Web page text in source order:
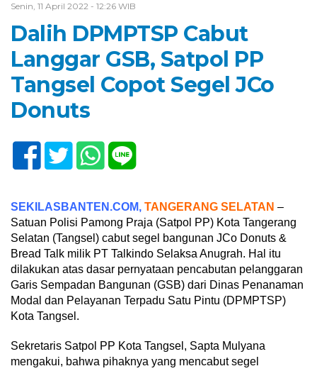
Senin, 11 April 2022 - 12:26 WIB
Dalih DPMPTSP Cabut
Langgar GSB, Satpol PP
Tangsel Copot Segel JCo
Donuts
SEKILASBANTEN.COM, TANGERANG SELATAN –
Satuan Polisi Pamong Praja (Satpol PP) Kota Tangerang
Selatan (Tangsel) cabut segel bangunan JCo Donuts &
Bread Talk milik PT Talkindo Selaksa Anugrah. Hal itu
dilakukan atas dasar pernyataan pencabutan pelanggaran
Garis Sempadan Bangunan (GSB) dari Dinas Penanaman
Modal dan Pelayanan Terpadu Satu Pintu (DPMPTSP)
Kota Tangsel.
Sekretaris Satpol PP Kota Tangsel, Sapta Mulyana
mengakui, bahwa pihaknya yang mencabut segel